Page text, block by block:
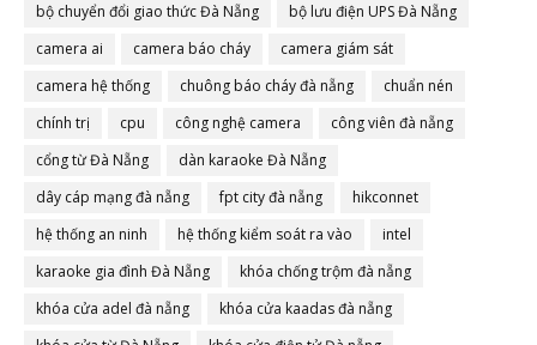
bộ chuyển đổi giao thức Đà Nẵng
bộ lưu điện UPS Đà Nẵng
camera ai
camera báo cháy
camera giám sát
camera hệ thống
chuông báo cháy đà nẵng
chuẩn nén
chính trị
cpu công nghệ camera
công viên đà nẵng
cổng từ Đà Nẵng
dàn karaoke Đà Nẵng
dây cáp mạng đà nẵng
fpt city đà nẵng
hikconnet
hệ thống an ninh
hệ thống kiểm soát ra vào
intel
karaoke gia đình Đà Nẵng
khóa chống trộm đà nẵng
khóa cửa adel đà nẵng
khóa cửa kaadas đà nẵng